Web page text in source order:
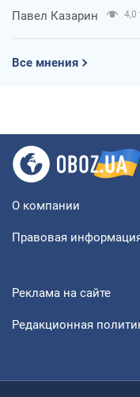
Павел Казарин 4,0
Все мнения
О компании
Правовая
Реклама на сайте
Редакционная